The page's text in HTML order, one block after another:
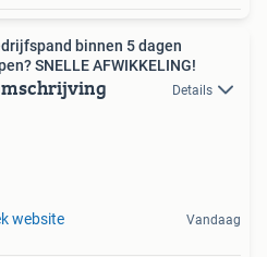
binnen 5 dagen
SNELLE AFWIKKELING!
Details
website Vandaag